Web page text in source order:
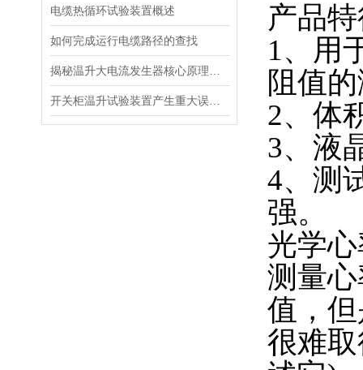
电缆热循环试验装置概述
如何完成运行电缆路径的查找
产品
1、用
阻值
2、体
3、液
4、测
强。
光学
测量
值，
很难